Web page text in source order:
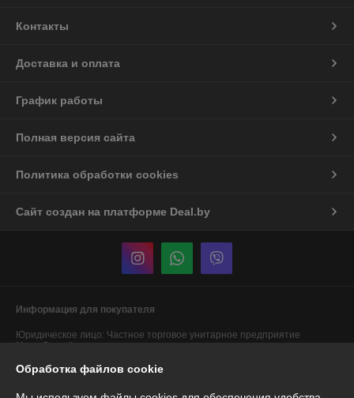
Контакты
Доставка и оплата
График работы
Полная версия сайта
Политика обработки cookies
Сайт создан на платформе Deal.by
Информация для покупателя
Юридическое лицо: Частное торговое унитарное предприятие
"АннаДекор"
Обработка файлов cookie